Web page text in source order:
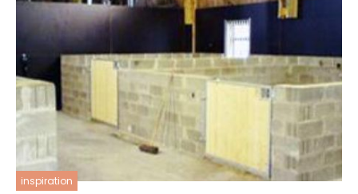
inspiration